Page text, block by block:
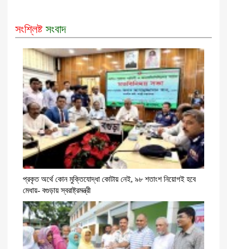
সংশ্লিষ্ট সংবাদ
প্রকৃত অর্থে কোন মুক্তিযোদ্ধা কোটায় নেই, ৯৮ শতাংশ নিয়োগই হবে
মেধায়- বগুড়ায় স্বরাষ্ট্রমন্ত্রী